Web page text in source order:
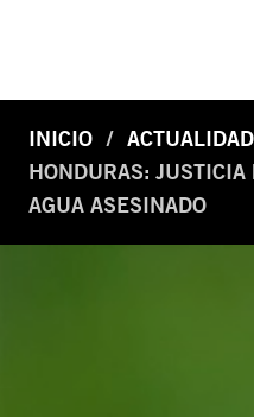
INICIO
ACTUALIDAD
HONDURAS: JUSTICIA
AGUA ASESINADO